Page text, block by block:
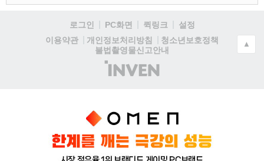
로그인 PC화면 퀵링크
설정
이용약관
개인정보처리방침
청소년보호정책
불법촬영물신고안내
(주)
인
▲